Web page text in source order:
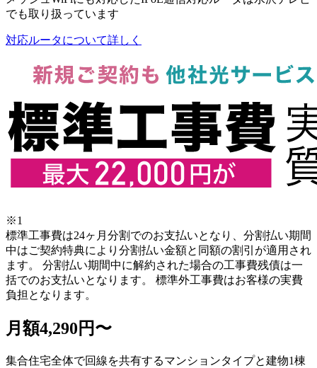
でも取り扱っています
対応ルータについて詳しく
※1
標準工事費は24ヶ月分割でのお支払いとなり、分割払い期間
中はご契約特典により分割払い金額と同額の割引が適用され
ます。
分割払い期間中に解約された場合の工事費残債は一
括でのお支払いとなります。
標準外工事費はお客様の実費
負担となります。
月額4,290円〜
集合住宅全体で回線を共有するマンションタイプと建物1棟